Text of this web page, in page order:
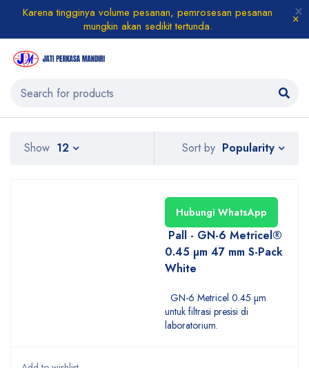
Karena tingginya volume pesanan, pemrosesan pesanan
mungkin akan sedikit tertunda.
Sort by Popularity
Show 12
Hubungi WhatsApp
Pall - GN-6 Metricel®
0.45 µm 47 mm S-Pack
White
GN-6 Metricel 0.45 µm
untuk filtrasi presisi di
laboratorium.